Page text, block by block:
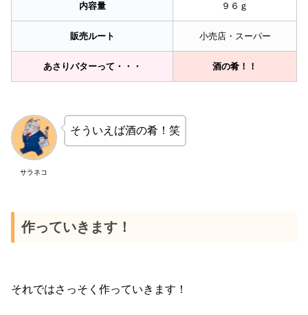
内容量 ９６ｇ
販売ルート 小売店・スーパー
あさりバターって・・・ 酒の肴！！
サラネコ
そういえば酒の肴！笑
作っていきます！
それではさっそく作っていきます！